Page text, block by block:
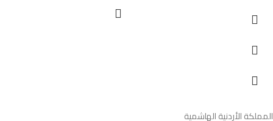
المملكة الأردنية الهاشمية